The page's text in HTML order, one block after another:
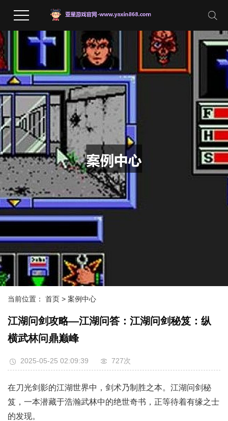
当前位置： 首页 > 案例中心
江湖问剑攻略—江湖问答：江湖问剑秘笈：纵
横武林问鼎巅峰
2025-05-25 02:09:39 727次
在刀光剑影的江湖世界中，剑术乃制胜之本。江湖问剑秘
笈，一本潜藏于浩瀚武林中的绝世奇书，正等待着有缘之士
的发现。